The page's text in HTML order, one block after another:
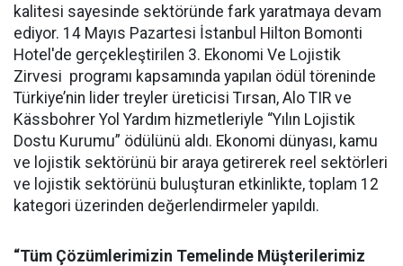
kalitesi sayesinde sektöründe fark yaratmaya devam
ediyor. 14 Mayıs Pazartesi İstanbul Hilton Bomonti
Hotel'de gerçekleştirilen 3. Ekonomi Ve Lojistik
Zirvesi programı kapsamında yapılan ödül töreninde
Türkiye’nin lider treyler üreticisi Tırsan, Alo TIR ve
Kässbohrer Yol Yardım hizmetleriyle “Yılın Lojistik
Dostu Kurumu” ödülünü aldı. Ekonomi dünyası, kamu
ve lojistik sektörünü bir araya getirerek reel sektörleri
ve lojistik sektörünü buluşturan etkinlikte, toplam 12
kategori üzerinden değerlendirmeler yapıldı.
“Tüm Çözümlerimizin Temelinde Müşterilerimiz